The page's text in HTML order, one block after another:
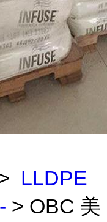
LLDPE
> OBC 美